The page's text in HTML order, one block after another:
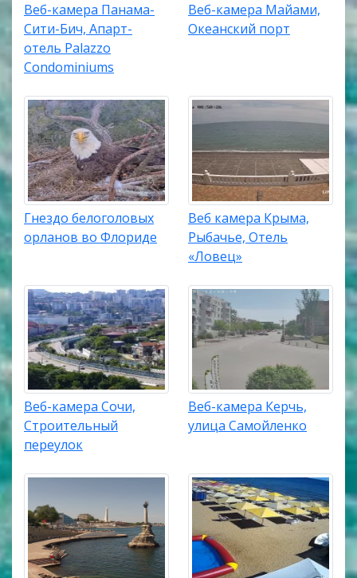
Веб-камера Панама-
Сити-Бич, Апарт-
отель Palazzo
Condominiums
Веб-камера Майами,
Океанский порт
Гнездо белоголовых
орланов во Флориде
Веб камера Крыма,
Рыбачье, Отель
«Ловец»
Веб-камера Сочи,
Строительный
переулок
Веб-камера Керчь,
улица Самойленко